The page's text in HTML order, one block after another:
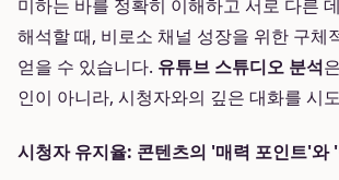
미하는 바를 정확히 이해하고 서로 다른
해석할 때, 비로소 채널 성장을 위한 구체
얻을 수 있습니다. 유튜브 스튜디오 분석
인이 아니라, 시청자와의 깊은 대화를 시
시청자 유지율: 콘텐츠의 '매력 포인트'와